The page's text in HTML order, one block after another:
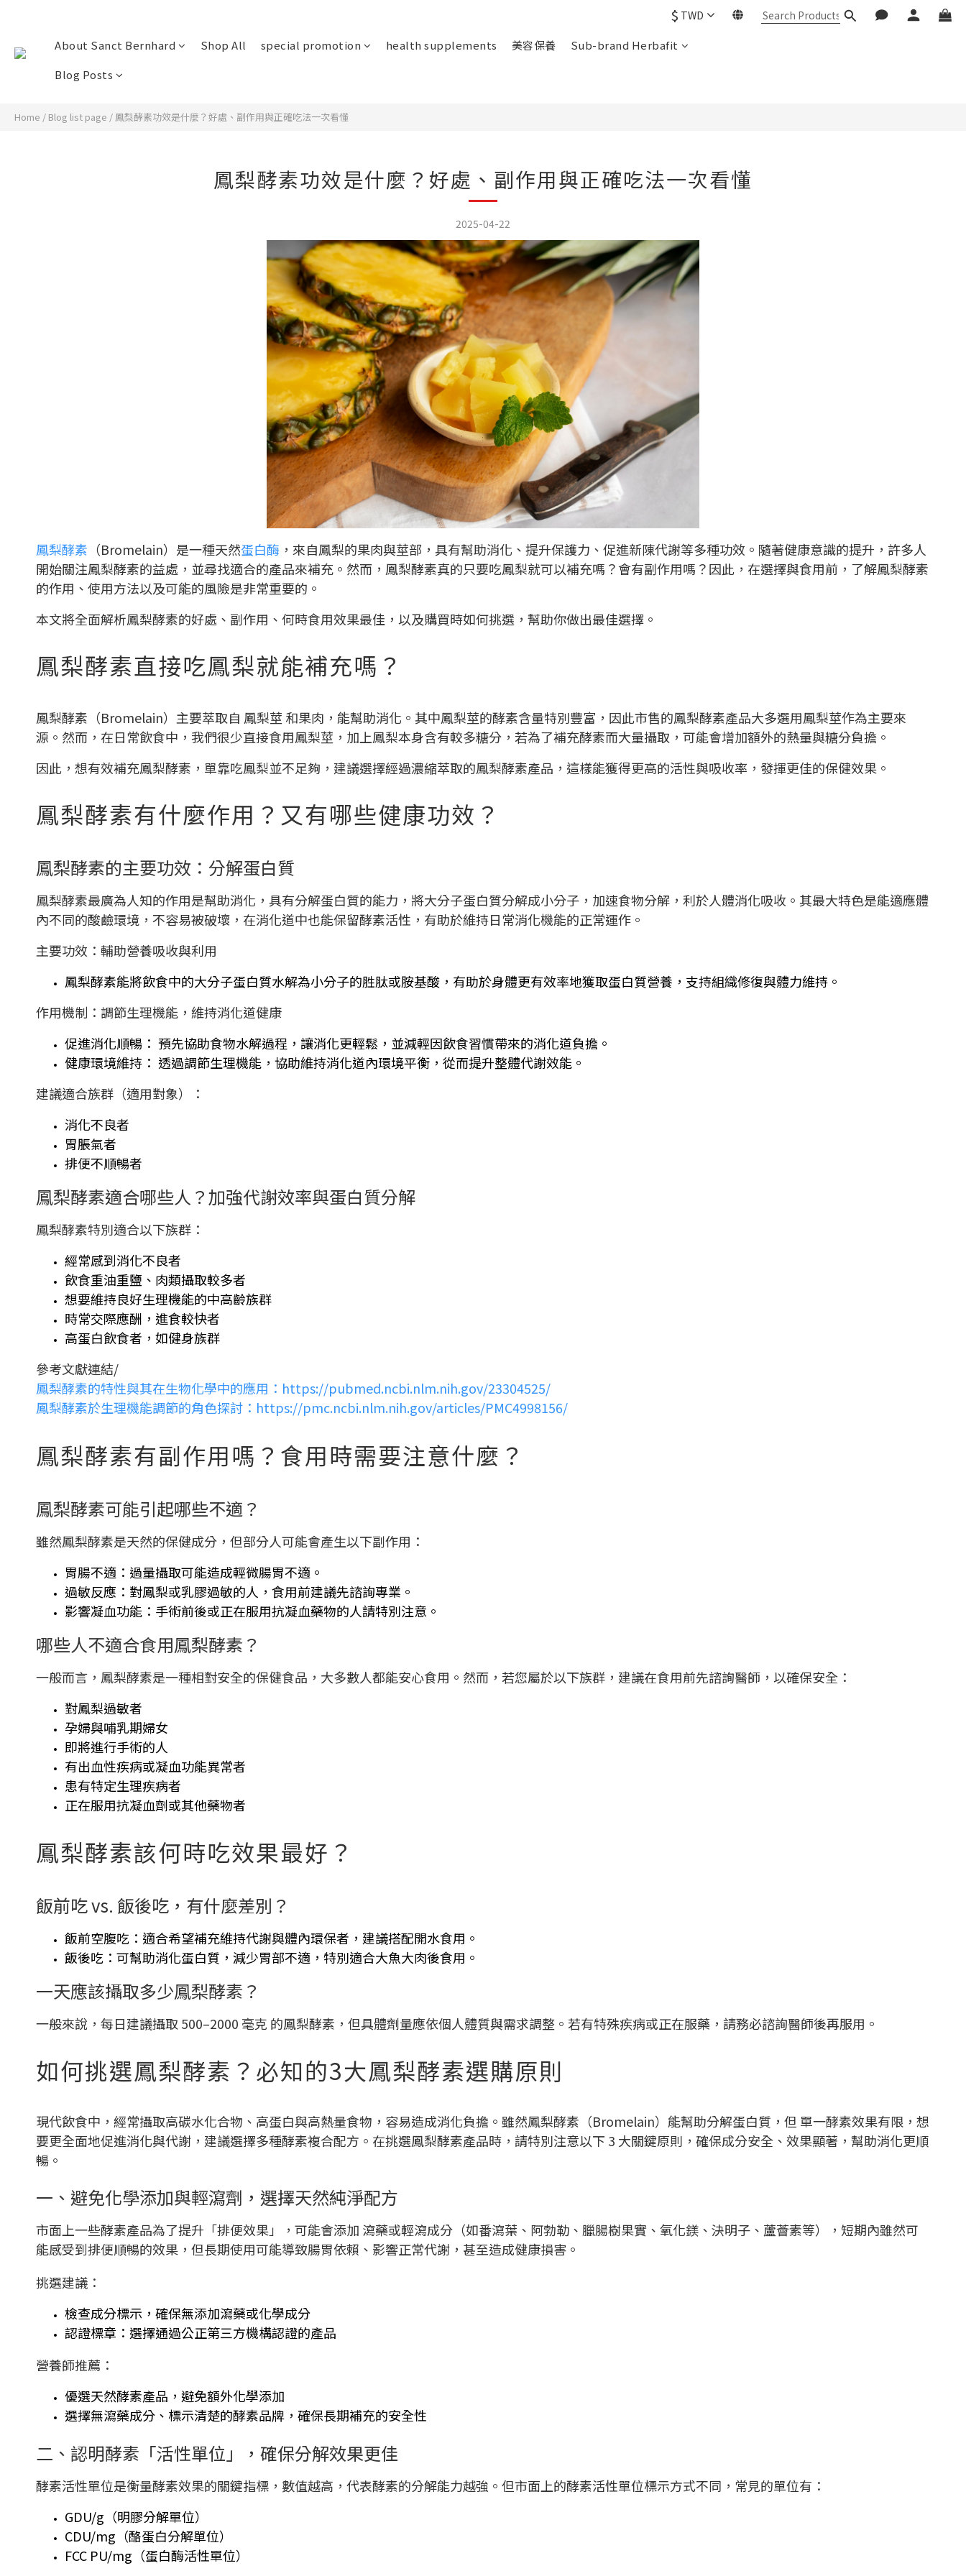
$ TWD
About Sanct Bernhard Shop All special promotion health supplements 美容保養
Sub-brand Herbafit
Blog Posts
Home / Blog list page / 鳳梨酵素功效是什麼？好處、副作用與正確吃法一次看懂
鳳梨酵素功效是什麼？好處、副作用與正確吃法一次看懂
2025-04-22
鳳梨酵素 （Bromelain）是一種天然蛋白酶 ，來自鳳梨的果肉與莖部，具有幫助消化、提升保護力、促進新陳代謝等多種功效。隨著健康意識的提升，許多人
開始關注鳳梨酵素的益處，並尋找適合的產品來補充。然而，鳳梨酵素真的只要吃鳳梨就可以補充嗎？會有副作用嗎？因此，在選擇與食用前，了解鳳梨酵素
的作用、使用方法以及可能的風險是非常重要的。
本文將全面解析鳳梨酵素的好處、副作用、何時食用效果最佳，以及購買時如何挑選，幫助你做出最佳選擇。
鳳梨酵素直接吃鳳梨就能補充嗎？
鳳梨酵素（Bromelain）主要萃取自 鳳梨莖 和果肉，能幫助消化。其中鳳梨莖的酵素含量特別豐富，因此市售的鳳梨酵素產品大多選用鳳梨莖作為主要來
源。然而，在日常飲食中，我們很少直接食用鳳梨莖，加上鳳梨本身含有較多糖分，若為了補充酵素而大量攝取，可能會增加額外的熱量與糖分負擔。
因此，想有效補充鳳梨酵素，單靠吃鳳梨並不足夠，建議選擇經過濃縮萃取的鳳梨酵素產品，這樣能獲得更高的活性與吸收率，發揮更佳的保健效果。
鳳梨酵素有什麼作用？又有哪些健康功效？
鳳梨酵素的主要功效：分解蛋白質
鳳梨酵素最廣為人知的作用是幫助消化，具有分解蛋白質的能力，將大分子蛋白質分解成小分子，加速食物分解，利於人體消化吸收。其最大特色是能適應體
內不同的酸鹼環境，不容易被破壞，在消化道中也能保留酵素活性，有助於維持日常消化機能的正常運作。
主要功效：輔助營養吸收與利用
鳳梨酵素能將飲食中的大分子蛋白質水解為小分子的胜肽或胺基酸，有助於身體更有效率地獲取蛋白質營養，支持組織修復與體力維持。
作用機制：調節生理機能，維持消化道健康
促進消化順暢： 預先協助食物水解過程，讓消化更輕鬆，並減輕因飲食習慣帶來的消化道負擔。
健康環境維持： 透過調節生理機能，協助維持消化道內環境平衡，從而提升整體代謝效能。
建議適合族群（適用對象）：
消化不良者
胃脹氣者
排便不順暢者
鳳梨酵素適合哪些人？加強代謝效率與蛋白質分解
鳳梨酵素特別適合以下族群：
經常感到消化不良者
飲食重油重鹽、肉類攝取較多者
想要維持良好生理機能的中高齡族群
時常交際應酬，進食較快者
高蛋白飲食者，如健身族群
參考文獻連結/
鳳梨酵素的特性與其在生物化學中的應用：https://pubmed.ncbi.nlm.nih.gov/23304525/
鳳梨酵素於生理機能調節的角色探討：https://pmc.ncbi.nlm.nih.gov/articles/PMC4998156/
鳳梨酵素有副作用嗎？食用時需要注意什麼？
鳳梨酵素可能引起哪些不適？
雖然鳳梨酵素是天然的保健成分，但部分人可能會產生以下副作用：
胃腸不適：過量攝取可能造成輕微腸胃不適。
過敏反應：對鳳梨或乳膠過敏的人，食用前建議先諮詢專業。
影響凝血功能：手術前後或正在服用抗凝血藥物的人請特別注意。
哪些人不適合食用鳳梨酵素？
一般而言，鳳梨酵素是一種相對安全的保健食品，大多數人都能安心食用。然而，若您屬於以下族群，建議在食用前先諮詢醫師，以確保安全：
對鳳梨過敏者
孕婦與哺乳期婦女
即將進行手術的人
有出血性疾病或凝血功能異常者
患有特定生理疾病者
正在服用抗凝血劑或其他藥物者
鳳梨酵素該何時吃效果最好？
飯前吃 vs. 飯後吃，有什麼差別？
飯前空腹吃：適合希望補充維持代謝與體內環保者，建議搭配開水食用。
飯後吃：可幫助消化蛋白質，減少胃部不適，特別適合大魚大肉後食用。
一天應該攝取多少鳳梨酵素？
一般來說，每日建議攝取 500–2000 毫克 的鳳梨酵素，但具體劑量應依個人體質與需求調整。若有特殊疾病或正在服藥，請務必諮詢醫師後再服用。
如何挑選鳳梨酵素？必知的3大鳳梨酵素選購原則
現代飲食中，經常攝取高碳水化合物、高蛋白與高熱量食物，容易造成消化負擔。雖然鳳梨酵素（Bromelain）能幫助分解蛋白質，但 單一酵素效果有限，想
要更全面地促進消化與代謝，建議選擇多種酵素複合配方。在挑選鳳梨酵素產品時，請特別注意以下 3 大關鍵原則，確保成分安全、效果顯著，幫助消化更順
暢。
一、避免化學添加與輕瀉劑，選擇天然純淨配方
市面上一些酵素產品為了提升「排便效果」，可能會添加 瀉藥或輕瀉成分（如番瀉葉、阿勃勒、臘腸樹果實、氧化鎂、決明子、蘆薈素等），短期內雖然可
能感受到排便順暢的效果，但長期使用可能導致腸胃依賴、影響正常代謝，甚至造成健康損害。
挑選建議：
檢查成分標示，確保無添加瀉藥或化學成分
認證標章：選擇通過公正第三方機構認證的產品
營養師推薦：
優選天然酵素產品，避免額外化學添加
選擇無瀉藥成分、標示清楚的酵素品牌，確保長期補充的安全性
二、認明酵素「活性單位」，確保分解效果更佳
酵素活性單位是衡量酵素效果的關鍵指標，數值越高，代表酵素的分解能力越強。但市面上的酵素活性單位標示方式不同，常見的單位有：
GDU/g（明膠分解單位）
CDU/mg（酪蛋白分解單位）
FCC PU/mg（蛋白酶活性單位）